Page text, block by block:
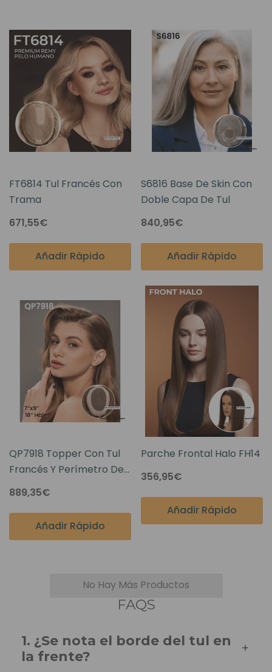
FT6814 Tul Francés Con
Trama
671,55€
Añadir Rápido
S6816 Base De Skin Con
Doble Capa De Tul
840,95€
Añadir Rápido
QP7918 Topper Con Tul
Francés Y Perímetro De
Poli
889,35€
Añadir Rápido
Parche Frontal Halo FH14
356,95€
Añadir Rápido
No Hay Más Productos
FAQS
1. ¿Se nota el borde del tul en
la frente?